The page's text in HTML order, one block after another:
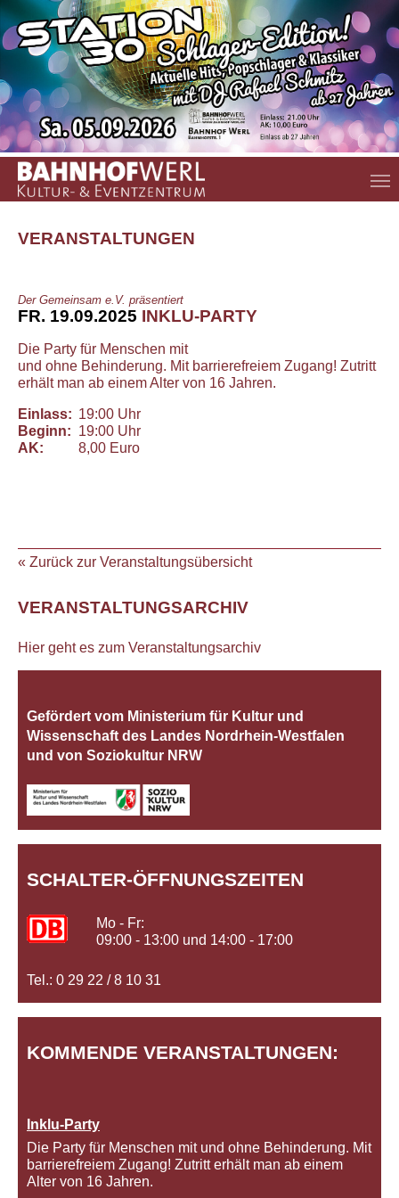
Zum Hauptinhalt springen
VERANSTALTUNGEN
Der Gemeinsam e.V. präsentiert
FR. 19.09.2025 INKLU-PARTY
Die Party für Menschen mit
und ohne Behinderung. Mit barrierefreiem Zugang! Zutritt
erhält man ab einem Alter von 16 Jahren.
Einlass: 19:00 Uhr
Beginn: 19:00 Uhr
AK:
8,00 Euro
« Zurück zur Veranstaltungsübersicht
VERANSTALTUNGSARCHIV
Hier geht es zum Veranstaltungsarchiv
Gefördert vom Ministerium für Kultur und
Wissenschaft des Landes Nordrhein‐Westfalen
und von Soziokultur NRW
SCHALTER-ÖFFNUNGSZEITEN
Mo - Fr:
09:00 - 13:00 und 14:00 - 17:00
Tel.: 0 29 22 / 8 10 31
KOMMENDE VERANSTALTUNGEN:
Inklu-Party
Die Party für Menschen mit und ohne Behinderung. Mit
barrierefreiem Zugang! Zutritt erhält man ab einem
Alter von 16 Jahren.